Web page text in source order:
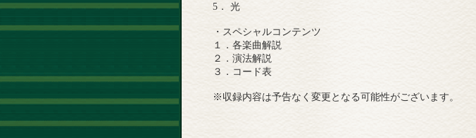
5． 光
・スペシャルコンテンツ
１．各楽曲解説
２．演法解説
３．コード表
※収録内容は予告なく変更となる可能性がございます。